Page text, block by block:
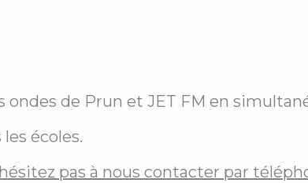
ondes de Prun et JET FM en
écoles.
pas à nous contacter par